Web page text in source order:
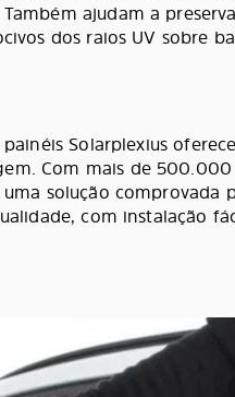
ajudam a
dos raios UV sobre
Solarplexius
Com mais de
solução comprovada
com instalação